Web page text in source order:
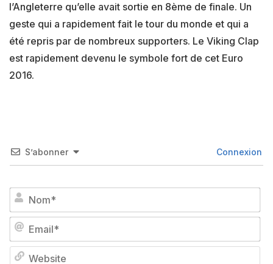
l’Angleterre qu’elle avait sortie en 8ème de finale. Un
geste qui a rapidement fait le tour du monde et qui a
été repris par de nombreux supporters. Le Viking Clap
est rapidement devenu le symbole fort de cet Euro
2016.
S’abonner Connexion